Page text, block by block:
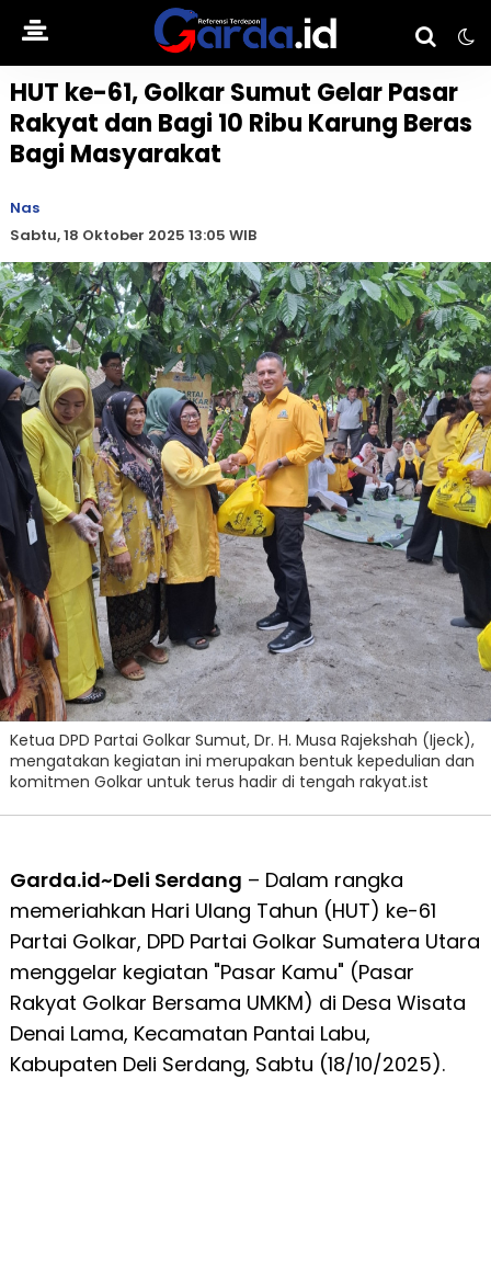
HUT ke-61, Golkar Sumut Gelar Pasar
Rakyat dan Bagi 10 Ribu Karung Beras
Bagi Masyarakat
Nas
Sabtu, 18 Oktober 2025 13:05 WIB
Ketua DPD Partai Golkar Sumut, Dr. H. Musa Rajekshah (Ijeck),
mengatakan kegiatan ini merupakan bentuk kepedulian dan
komitmen Golkar untuk terus hadir di tengah rakyat.ist
Garda.id~Deli Serdang – Dalam rangka
memeriahkan Hari Ulang Tahun (HUT) ke-61
Partai Golkar, DPD Partai Golkar Sumatera Utara
menggelar kegiatan "Pasar Kamu" (Pasar
Rakyat Golkar Bersama UMKM) di Desa Wisata
Denai Lama, Kecamatan Pantai Labu,
Kabupaten Deli Serdang, Sabtu (18/10/2025).